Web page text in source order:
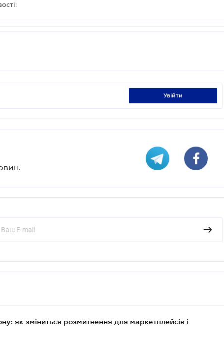
увійти
як зміниться розмитнення для маркетплейсів і